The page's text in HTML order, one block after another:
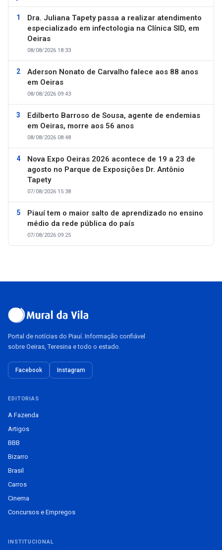
Dra. Juliana Tapety passa a realizar atendimento
especializado em infectologia na Clínica SID, em
Oeiras
08/08/2026 18:33
Aderson Nonato de Carvalho falece aos 88 anos
em Oeiras
08/08/2026 09:43
Edilberto Barroso de Sousa, agente de endemias
em Oeiras, morre aos 56 anos
08/08/2026 08:48
Nova Expo Oeiras 2026 acontece de 19 a 23 de
agosto no Parque de Exposições Dr. Antônio
Tapety
07/08/2026 15:38
Piauí tem o maior salto de aprendizado no ensino
médio da rede pública do país
07/08/2026 09:25
Portal de notícias do Piauí. Informação confiável
sobre Oeiras, Teresina e todo o estado.
Facebook Instagram
EDITORIAS
A Fazenda
Artigos
BBB
Bizarro
Brasil
Carros
Cinema
Concursos e Empregos
INSTITUCIONAL